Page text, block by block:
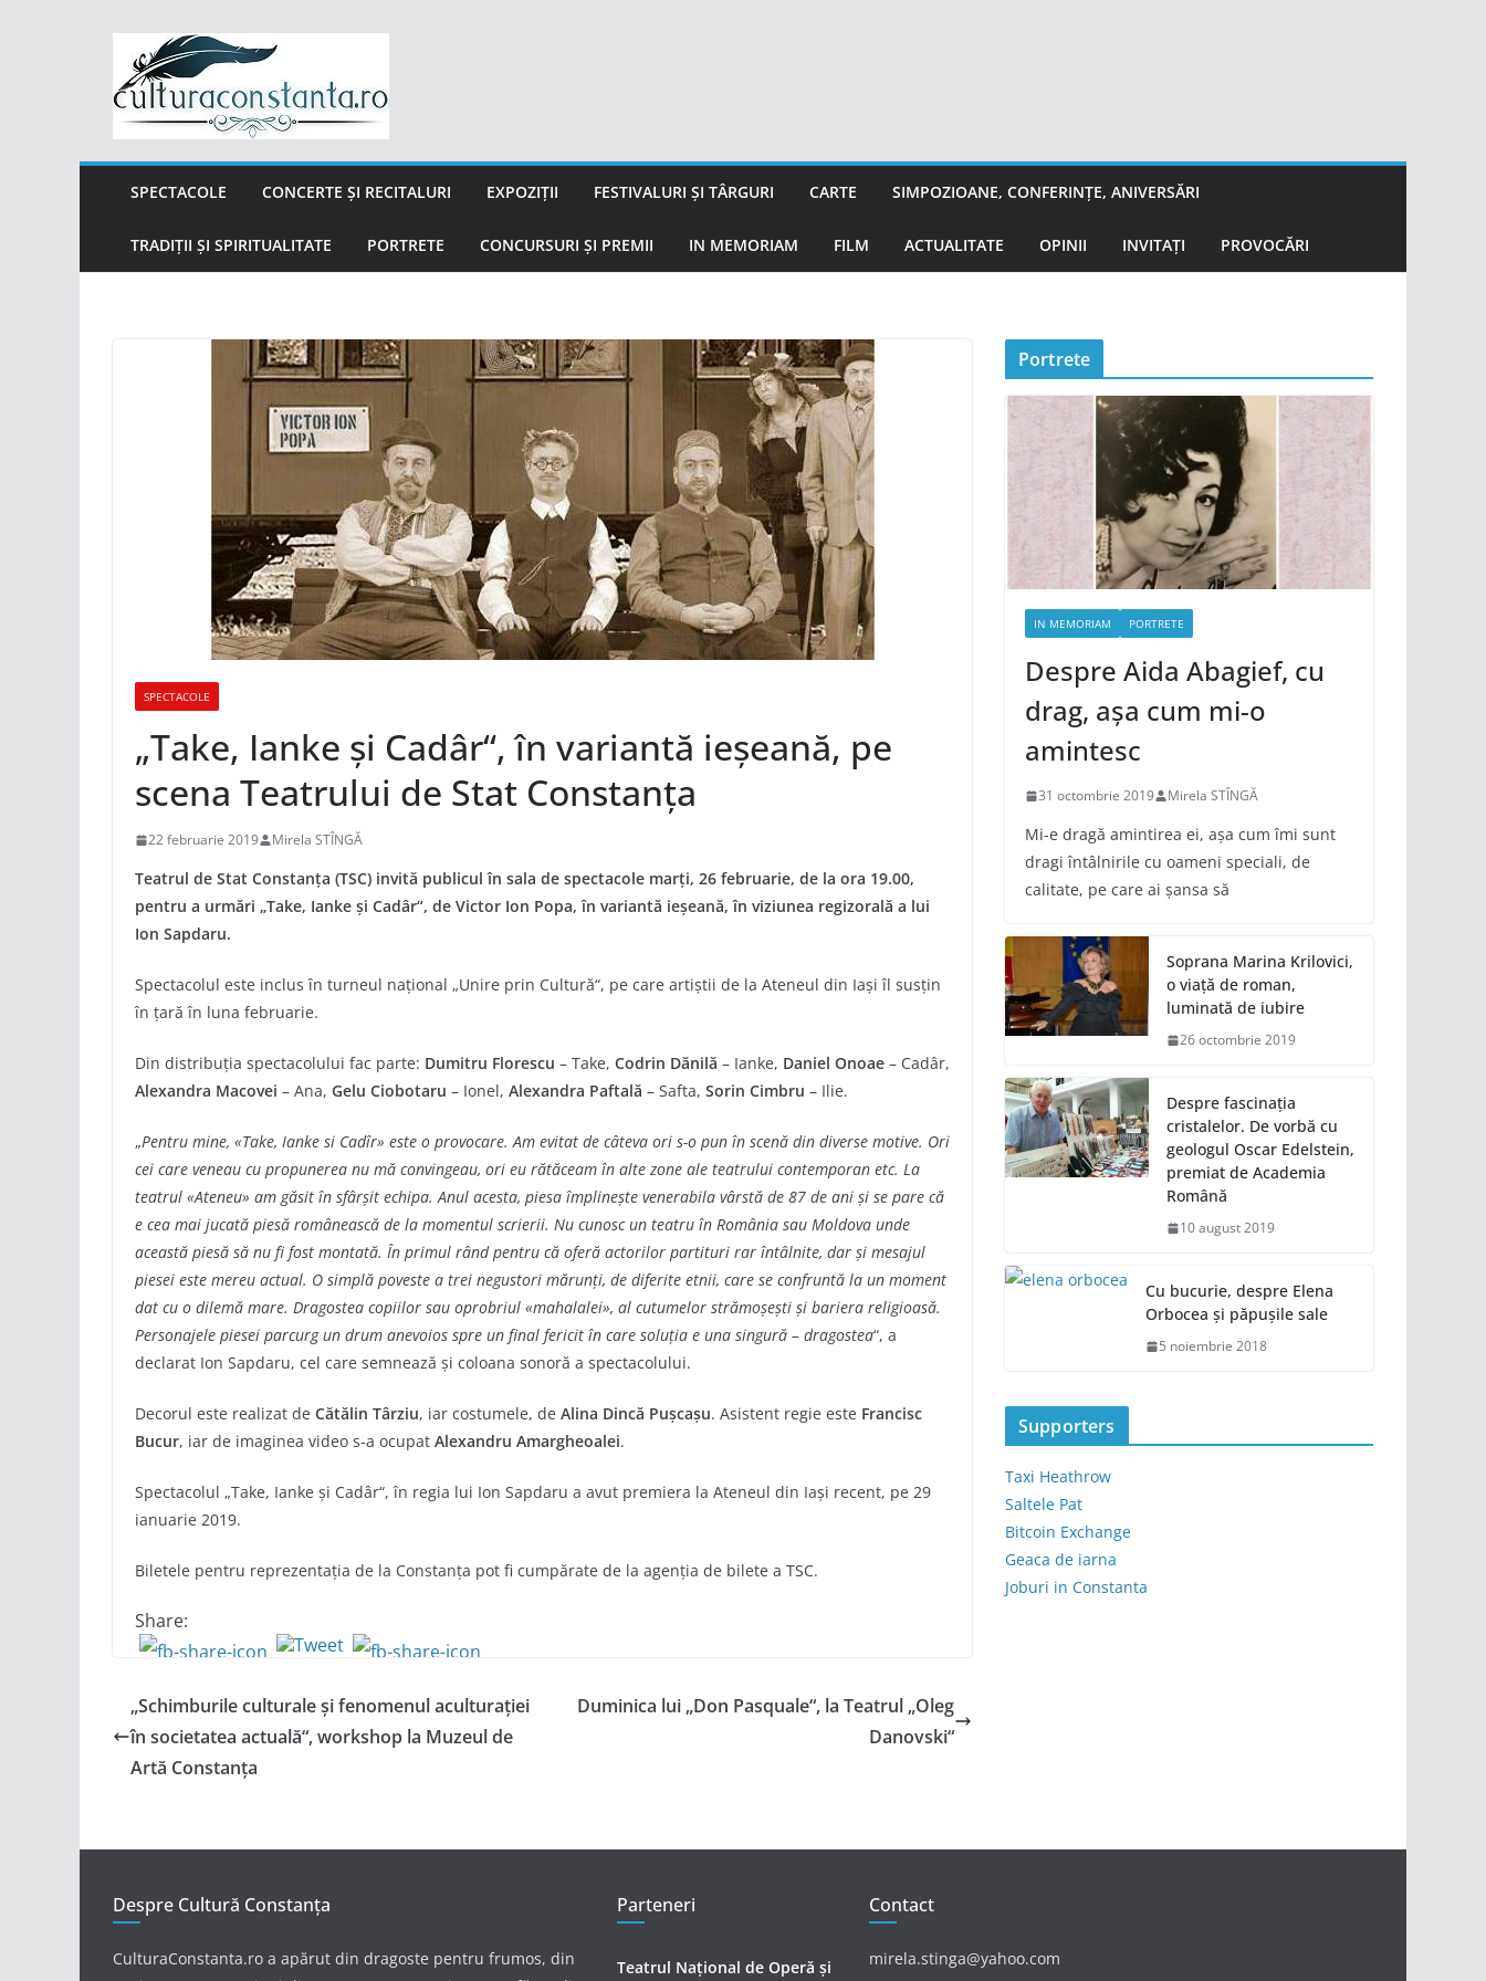
conținut
SPECTACOLE CONCERTE ȘI RECITALURI EXPOZIȚII FESTIVALURI ȘI TÂRGURI CARTE SIMPOZIOANE, CONFERINȚE, ANIVERSĂRI
TRADIȚII ȘI SPIRITUALITATE PORTRETE CONCURSURI ȘI PREMII IN MEMORIAM FILM ACTUALITATE OPINII INVITAȚI PROVOCĂRI
SPECTACOLE
„Take, Ianke și Cadâr“, în variantă ieșeană, pe
scena Teatrului de Stat Constanța
22 februarie 2019 Mirela STÎNGĂ
Teatrul de Stat Constanța (TSC) invită publicul în sala de spectacole marți, 26 februarie, de la ora 19.00,
pentru a urmări „Take, Ianke și Cadâr“, de Victor Ion Popa, în variantă ieșeană, în viziunea regizorală a lui
Ion Sapdaru.
Spectacolul este inclus în turneul național „Unire prin Cultură“, pe care artiștii de la Ateneul din Iași îl susțin
în țară în luna februarie.
Din distribuția spectacolului fac parte: Dumitru Florescu – Take, Codrin Dănilă – Ianke, Daniel Onoae – Cadâr,
Alexandra Macovei – Ana, Gelu Ciobotaru – Ionel, Alexandra Paftală – Safta, Sorin Cimbru – Ilie.
„Pentru mine, «Take, Ianke si Cadîr» este o provocare. Am evitat de câteva ori s-o pun în scenă din diverse motive. Ori
cei care veneau cu propunerea nu mă convingeau, ori eu rătăceam în alte zone ale teatrului contemporan etc. La
teatrul «Ateneu» am găsit în sfârșit echipa. Anul acesta, piesa împlinește venerabila vârstă de 87 de ani și se pare că
e cea mai jucată piesă românească de la momentul scrierii. Nu cunosc un teatru în România sau Moldova unde
această piesă să nu fi fost montată. În primul rând pentru că oferă actorilor partituri rar întâlnite, dar și mesajul
piesei este mereu actual. O simplă poveste a trei negustori mărunți, de diferite etnii, care se confruntă la un moment
dat cu o dilemă mare. Dragostea copiilor sau oprobriul «mahalalei», al cutumelor strămoșești și bariera religioasă.
Personajele piesei parcurg un drum anevoios spre un final fericit în care soluția e una singură – dragostea“, a
declarat Ion Sapdaru, cel care semnează și coloana sonoră a spectacolului.
Decorul este realizat de Cătălin Târziu, iar costumele, de Alina Dincă Pușcașu. Asistent regie este Francisc
Bucur, iar de imaginea video s-a ocupat Alexandru Amargheoalei.
Spectacolul „Take, Ianke și Cadâr“, în regia lui Ion Sapdaru a avut premiera la Ateneul din Iași recent, pe 29
ianuarie 2019.
Biletele pentru reprezentația de la Constanța pot fi cumpărate de la agenția de bilete a TSC.
Share:
„Schimburile culturale și fenomenul aculturației
în societatea actuală“, workshop la Muzeul de
Artă Constanța
Duminica lui „Don Pasquale“, la Teatrul „Oleg
Danovski“
Portrete
IN MEMORIAM PORTRETE
Despre Aida Abagief, cu
drag, așa cum mi-o
amintesc
31 octombrie 2019 Mirela STÎNGĂ
Mi-e dragă amintirea ei, așa cum îmi sunt
dragi întâlnirile cu oameni speciali, de
calitate, pe care ai șansa să
Soprana Marina Krilovici,
o viață de roman,
luminată de iubire
26 octombrie 2019
Despre fascinația
cristalelor. De vorbă cu
geologul Oscar Edelstein,
premiat de Academia
Română
10 august 2019
Cu bucurie, despre Elena
Orbocea și păpușile sale
5 noiembrie 2018
Supporters
Taxi Heathrow
Saltele Pat
Bitcoin Exchange
Geaca de iarna
Joburi in Constanta
Despre Cultură Constanța
CulturaConstanta.ro a apărut din dragoste pentru frumos, din
Parteneri
Teatrul Național de Operă și
Contact
mirela.stinga@yahoo.com